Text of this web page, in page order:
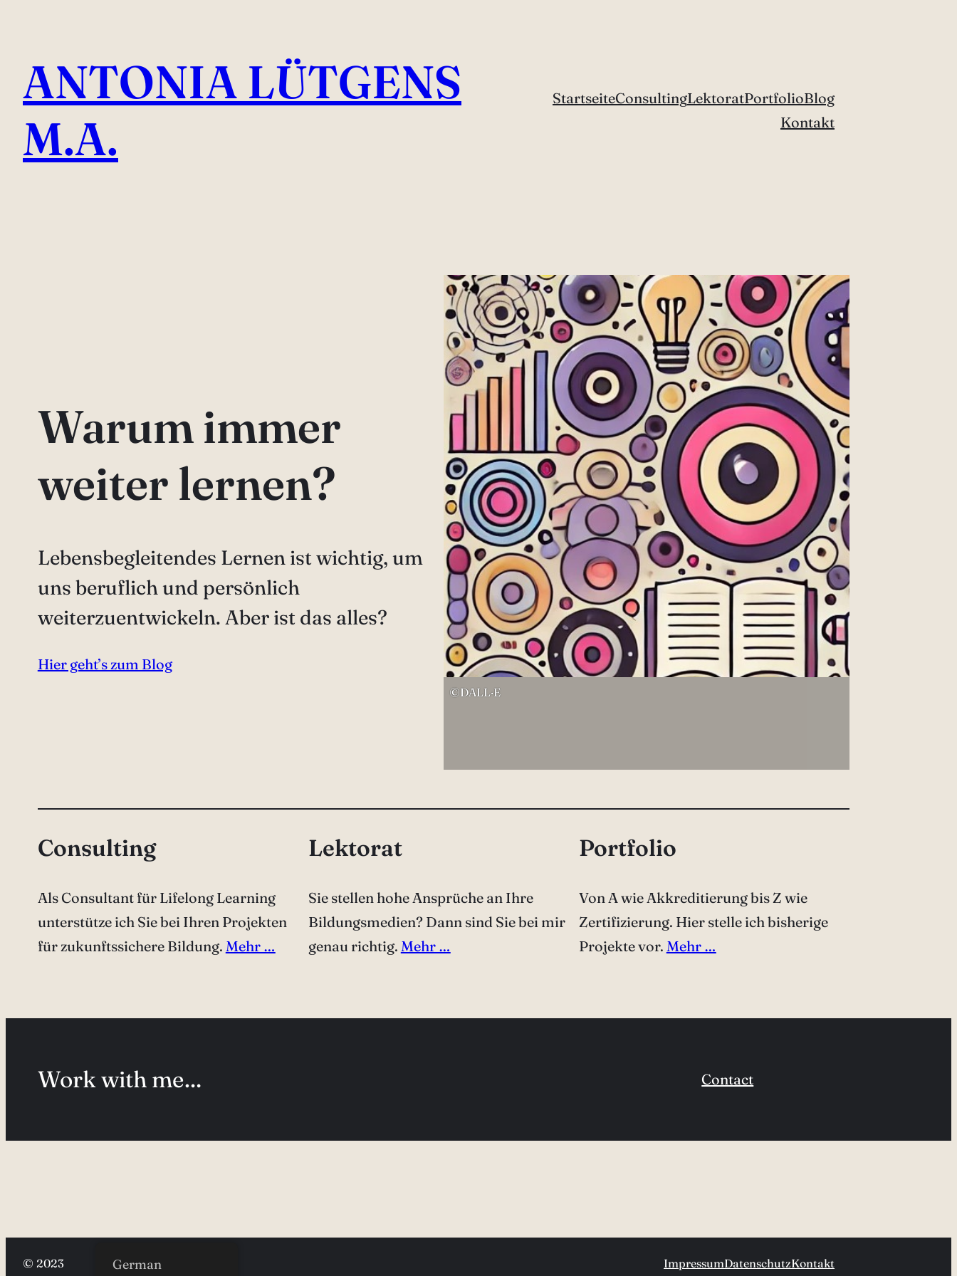
Inhalt
wechseln
ANTONIA LÜTGENS
M.A.
StartseiteConsultingLektoratPortfolioBlog
Kontakt
Warum immer
weiter lernen?
Lebensbegleitendes Lernen ist wichtig, um
uns beruflich und persönlich
weiterzuentwickeln. Aber ist das alles?
Hier geht’s zum Blog
©DALL·E
Consulting
Als Consultant für Lifelong Learning
unterstütze ich Sie bei Ihren Projekten
für zukunftssichere Bildung. Mehr …
Lektorat
Sie stellen hohe Ansprüche an Ihre
Bildungsmedien? Dann sind Sie bei mir
genau richtig. Mehr …
Portfolio
Von A wie Akkreditierung bis Z wie
Zertifizierung. Hier stelle ich bisherige
Projekte vor. Mehr …
Work with me… Contact
© 2023 ImpressumDatenschutzKontakt
German